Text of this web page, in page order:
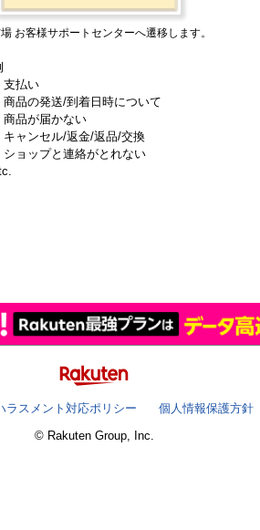
お客様サポートセンターへ遷移します。
支払い
商品の発送/到着日時について
商品が届かない
キャンセル/返金/返品/交換
ショップと連絡がとれない
ラスメント対応ポリシー
個人情報保護方針
© Rakuten Group, Inc.